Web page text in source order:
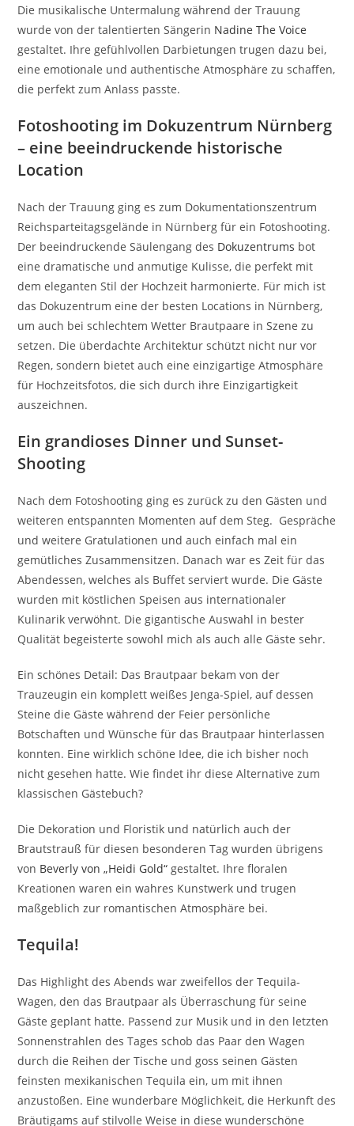
Die musikalische Untermalung während der Trauung
wurde von der talentierten Sängerin Nadine The Voice
gestaltet. Ihre gefühlvollen Darbietungen trugen dazu bei,
eine emotionale und authentische Atmosphäre zu schaffen,
die perfekt zum Anlass passte.
Fotoshooting im Dokuzentrum Nürnberg
– eine beeindruckende historische
Location
Nach der Trauung ging es zum Dokumentationszentrum
Reichsparteitagsgelände in Nürnberg für ein Fotoshooting.
Der beeindruckende Säulengang des Dokuzentrums bot
eine dramatische und anmutige Kulisse, die perfekt mit
dem eleganten Stil der Hochzeit harmonierte. Für mich ist
das Dokuzentrum eine der besten Locations in Nürnberg,
um auch bei schlechtem Wetter Brautpaare in Szene zu
setzen. Die überdachte Architektur schützt nicht nur vor
Regen, sondern bietet auch eine einzigartige Atmosphäre
für Hochzeitsfotos, die sich durch ihre Einzigartigkeit
auszeichnen.
Ein grandioses Dinner und Sunset-
Shooting
Nach dem Fotoshooting ging es zurück zu den Gästen und
weiteren entspannten Momenten auf dem Steg. Gespräche
und weitere Gratulationen und auch einfach mal ein
gemütliches Zusammensitzen. Danach war es Zeit für das
Abendessen, welches als Buffet serviert wurde. Die Gäste
wurden mit köstlichen Speisen aus internationaler
Kulinarik verwöhnt. Die gigantische Auswahl in bester
Qualität begeisterte sowohl mich als auch alle Gäste sehr.
Ein schönes Detail: Das Brautpaar bekam von der
Trauzeugin ein komplett weißes Jenga-Spiel, auf dessen
Steine die Gäste während der Feier persönliche
Botschaften und Wünsche für das Brautpaar hinterlassen
konnten. Eine wirklich schöne Idee, die ich bisher noch
nicht gesehen hatte. Wie findet ihr diese Alternative zum
klassischen Gästebuch?
Die Dekoration und Floristik und natürlich auch der
Brautstrauß für diesen besonderen Tag wurden übrigens
von Beverly von „Heidi Gold“ gestaltet. Ihre floralen
Kreationen waren ein wahres Kunstwerk und trugen
maßgeblich zur romantischen Atmosphäre bei.
Tequila!
Das Highlight des Abends war zweifellos der Tequila-
Wagen, den das Brautpaar als Überraschung für seine
Gäste geplant hatte. Passend zur Musik und in den letzten
Sonnenstrahlen des Tages schob das Paar den Wagen
durch die Reihen der Tische und goss seinen Gästen
feinsten mexikanischen Tequila ein, um mit ihnen
anzustoßen. Eine wunderbare Möglichkeit, die Herkunft des
Bräutigams auf stilvolle Weise in diese wunderschöne